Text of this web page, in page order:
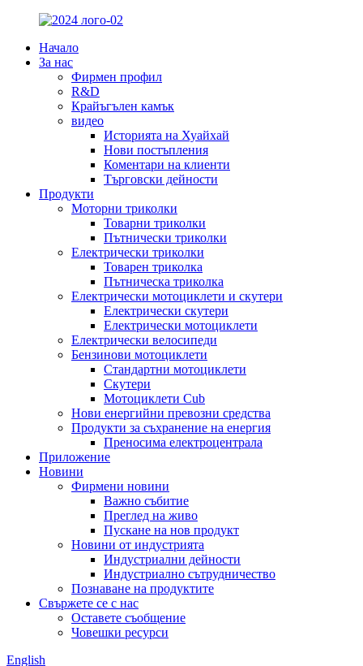
Начало
За нас
Фирмен профил
R&D
Крайъгълен камък
видео
Историята на Хуайхай
Нови постъпления
Коментари на клиенти
Търговски дейности
Продукти
Моторни триколки
Товарни триколки
Пътнически триколки
Електрически триколки
Товарен триколка
Пътническа триколка
Електрически мотоциклети и скутери
Електрически скутери
Електрически мотоциклети
Електрически велосипеди
Бензинови мотоциклети
Стандартни мотоциклети
Скутери
Мотоциклети Cub
Нови енергийни превозни средства
Продукти за съхранение на енергия
Преносима електроцентрала
Приложение
Новини
Фирмени новини
Важно събитие
Преглед на живо
Пускане на нов продукт
Новини от индустрията
Индустриални дейности
Индустриално сътрудничество
Познаване на продуктите
Свържете се с нас
Оставете съобщение
Човешки ресурси
English